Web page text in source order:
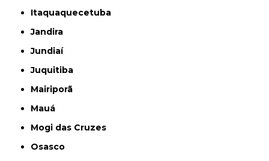
Itaquaquecetuba
Jandira
Jundiaí
Juquitiba
Mairiporã
Mauá
Mogi das Cruzes
Osasco